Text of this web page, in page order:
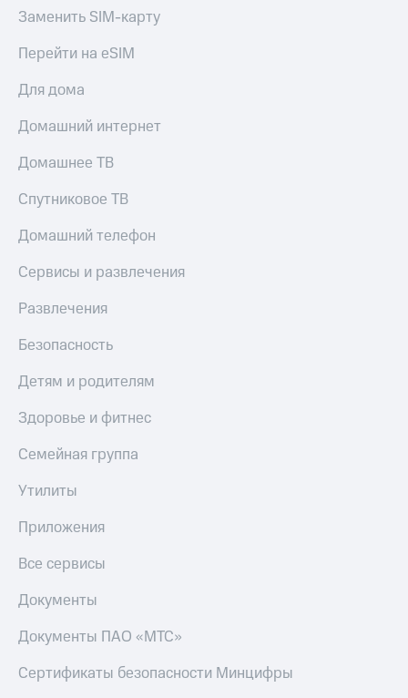
Заменить SIM-карту
Перейти на eSIM
Для дома
Домашний интернет
Домашнее ТВ
Спутниковое ТВ
Домашний телефон
Сервисы и развлечения
Развлечения
Безопасность
Детям и родителям
Здоровье и фитнес
Семейная группа
Утилиты
Приложения
Все сервисы
Документы
Документы ПАО «МТС»
Сертификаты безопасности Минцифры